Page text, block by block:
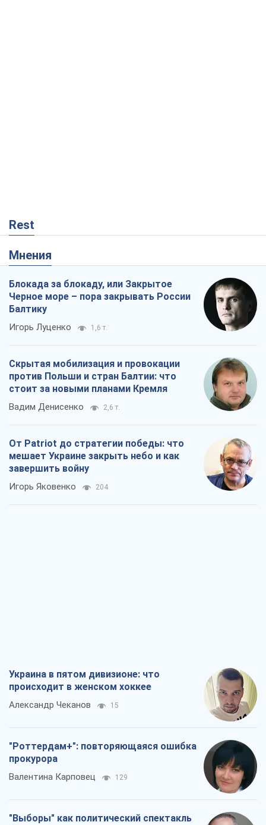
Rest
Мнения
Блокада за блокаду, или Закрытое
Черное море – пора закрывать России
Балтику
Игорь Луценко 1,6 т.
Скрытая мобилизация и провокации
против Польши и стран Балтии: что
стоит за новыми планами Кремля
Вадим Денисенко 2,6 т.
От Patriot до стратегии победы: что
мешает Украине закрыть небо и как
завершить войну
Игорь Яковенко 204
Украина в пятом дивизионе: что
происходит в женском хоккее
Александр Чеканов 15
"Роттердам+": повторяющаяся ошибка
прокурора
Валентина Карповец 129
"Выборы" как политический спектакль